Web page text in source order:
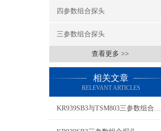
四参数组合探头
三参数组合探头
查看更多 >>
相关文章
RELEVANT ARTICLES
KR939SB3与TSM803三参数组合探头：工业设备状态监测的关键传感器